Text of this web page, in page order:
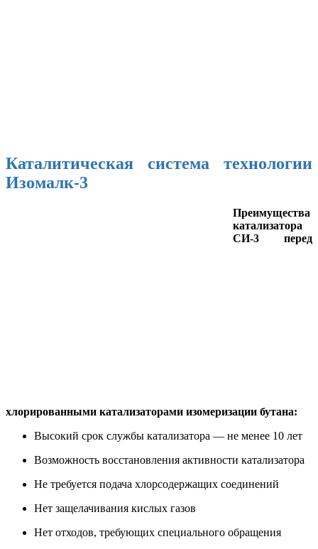
Каталитическая система технологии
Изомалк-3
Преимущества
катализатора
СИ-3 перед
хлорированными катализаторами изомеризации бутана:
Высокий срок службы катализатора — не менее 10 лет
Возможность восстановления активности катализатора
Не требуется подача хлорсодержащих соединений
Нет защелачивания кислых газов
Нет отходов, требующих специального обращения